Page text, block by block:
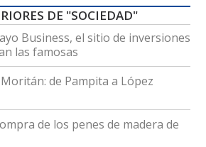
DE "SOCIEDAD"
Business, el sitio de inversiones
las famosas
de Pampita a López
de los penes de madera de